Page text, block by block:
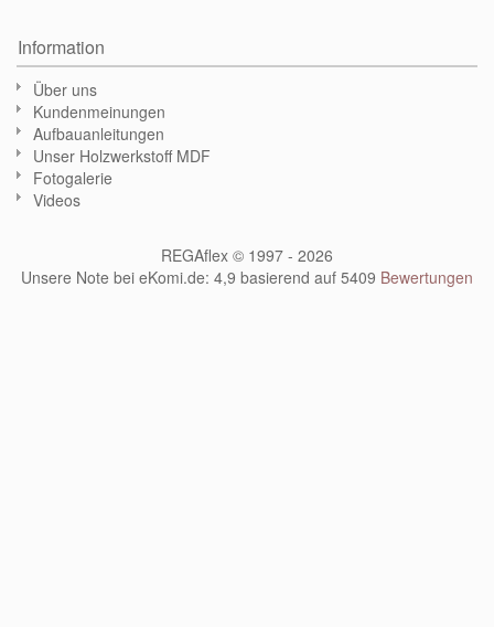
Information
Über uns
Kundenmeinungen
Aufbauanleitungen
Unser Holzwerkstoff MDF
Fotogalerie
Videos
REGAflex © 1997 - 2026
Unsere Note bei eKomi.de: 4,9 basierend auf 5409 Bewertungen